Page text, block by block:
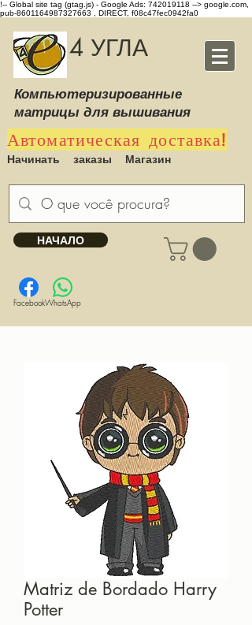
!-- Global site tag (gtag.js) - Google Ads: 742019118 --> google.com,
pub-8601164987327663 , DIRECT, f08c47fec0942fa0
4 УГЛА
Компьютеризированные
матрицы для вышивания
Автоматическая доставка!
Начинать заказы Магазин
НАЧАЛО
FacebookWhatsApp
Matriz de Bordado Harry
Potter